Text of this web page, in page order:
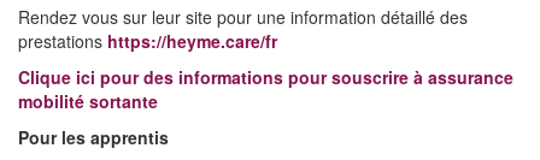
Rendez vous sur leur site pour une information détaillé des
prestations https://heyme.care/fr
Clique ici pour des informations pour souscrire à assurance
mobilité sortante
Pour les apprentis